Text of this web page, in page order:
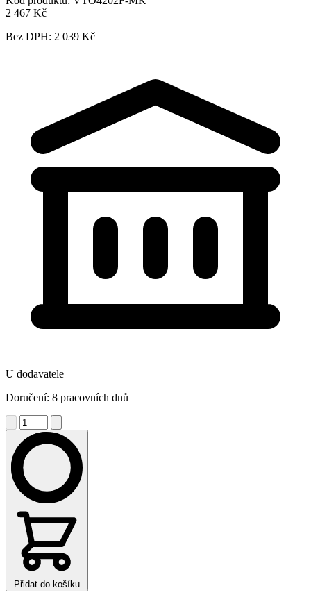
2 467 Kč
Bez DPH: 2 039 Kč
U dodavatele
Doručení: 8 pracovních dnů
Přidat do košíku